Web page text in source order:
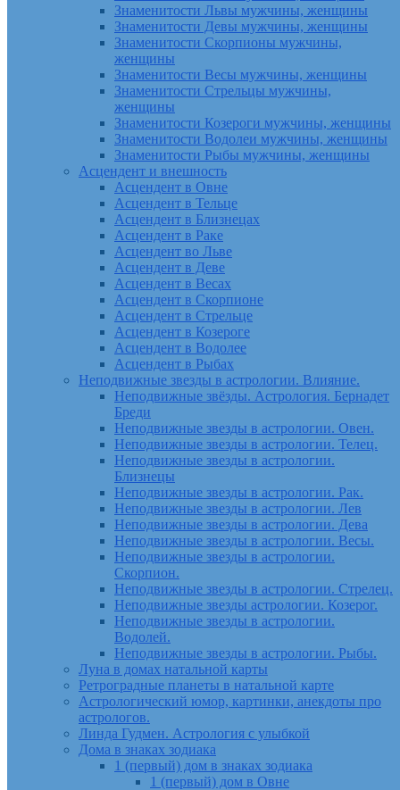
Знаменитости Львы мужчины, женщины
Знаменитости Девы мужчины, женщины
Знаменитости Скорпионы мужчины,
женщины
Знаменитости Весы мужчины, женщины
Знаменитости Стрельцы мужчины,
женщины
Знаменитости Козероги мужчины, женщины
Знаменитости Водолеи мужчины, женщины
Знаменитости Рыбы мужчины, женщины
Асцендент и внешность
Асцендент в Овне
Асцендент в Тельце
Асцендент в Близнецах
Асцендент в Раке
Асцендент во Льве
Асцендент в Деве
Асцендент в Весах
Асцендент в Скорпионе
Асцендент в Стрельце
Асцендент в Козероге
Асцендент в Водолее
Асцендент в Рыбах
Неподвижные звезды в астрологии. Влияние.
Неподвижные звёзды. Астрология. Бернадет
Бреди
Неподвижные звезды в астрологии. Овен.
Неподвижные звезды в астрологии. Телец.
Неподвижные звезды в астрологии.
Близнецы
Неподвижные звезды в астрологии. Рак.
Неподвижные звезды в астрологии. Лев
Неподвижные звезды в астрологии. Дева
Неподвижные звезды в астрологии. Весы.
Неподвижные звезды в астрологии.
Скорпион.
Неподвижные звезды в астрологии. Стрелец.
Неподвижные звезды астрологии. Козерог.
Неподвижные звезды в астрологии.
Водолей.
Неподвижные звезды в астрологии. Рыбы.
Луна в домах натальной карты
Ретроградные планеты в натальной карте
Астрологический юмор, картинки, анекдоты про
астрологов.
Линда Гудмен. Астрология с улыбкой
Дома в знаках зодиака
1 (первый) дом в знаках зодиака
1 (первый) дом в Овне